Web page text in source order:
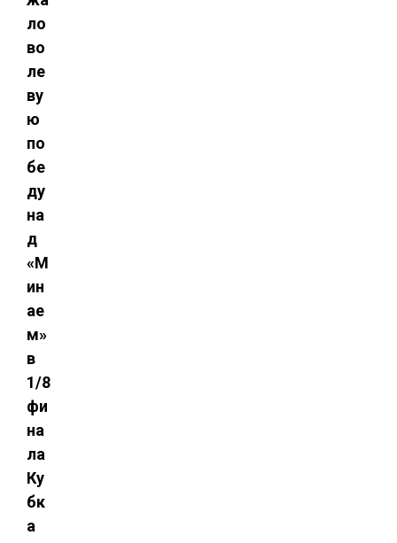
ло
во
ле
ву
ю
по
бе
ду
на
д
«М
ин
ае
м»
в
1/8
фи
на
ла
Ку
бк
а